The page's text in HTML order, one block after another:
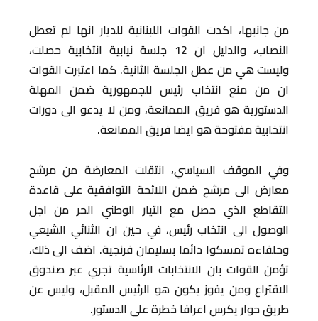
من جانبها، اكدت القوات اللبنانية للديار انها لم تعطل
النصاب، والدليل ان 12 جلسة نيابية انتخابية حصلت،
وليست هي من عطل الجلسة الثانية. كما اعتبرت القوات
ان من منع انتخاب رئيس للجمهورية ضمن المهلة
الدستورية هو فريق الممانعة، ومن لا يدعو الى دورات
انتخابية مفتوحة هو ايضا فريق الممانعة.
وفي الموقف السياسي، انتقلت المعارضة من مرشح
معارض الى مرشح ضمن اللائحة التوافقية على قاعدة
التقاطع الذي حصل مع التيار الوطني الحر من اجل
الوصول الى انتخاب رئيس، في حين ان الثنائي الشيعي
وحلفاءه تمسكوا دائما بسليمان فرنجية. اضف الى ذلك،
تؤمن القوات بان الانتخابات الرئاسية تجري عبر صندوق
الاقتراع ومن يفوز يكون هو الرئيس المقبل، وليس عن
طريق حوار يكرس اعرافا خطرة على الدستور.